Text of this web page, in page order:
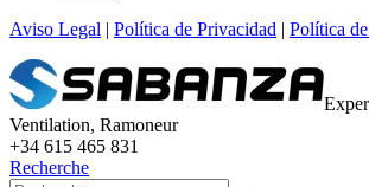
Aviso Legal | Política de Privacidad | Política
Ventilation, Ramoneur
+34 615 465 831
Recherche